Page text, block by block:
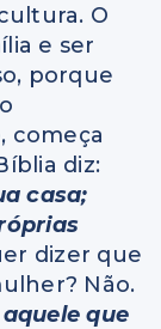
O
e ser
porque
começa
diz:
casa;
dizer que
Não.
que